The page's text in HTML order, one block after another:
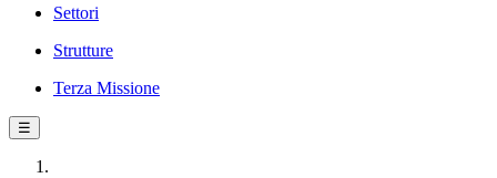
Settori
Strutture
Terza Missione
☰